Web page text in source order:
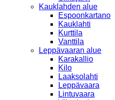
Kauklahden alue
Espoonkartano
Kauklahti
Kurttila
Vanttila
Leppävaaran alue
Karakallio
Kilo
Laaksolahti
Leppävaara
Lintuvaara